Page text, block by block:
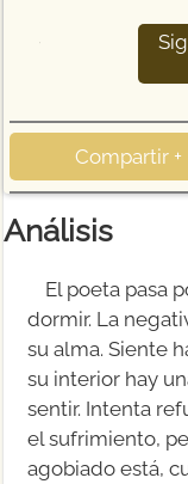
Compartir +
Análisis
El poeta pasa
dormir. La
su alma. Siente
su interior hay
sentir. Intenta
el sufrimiento,
agobiado está,